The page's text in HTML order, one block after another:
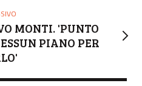
MONTI. 'PUNTO
PIANO PER